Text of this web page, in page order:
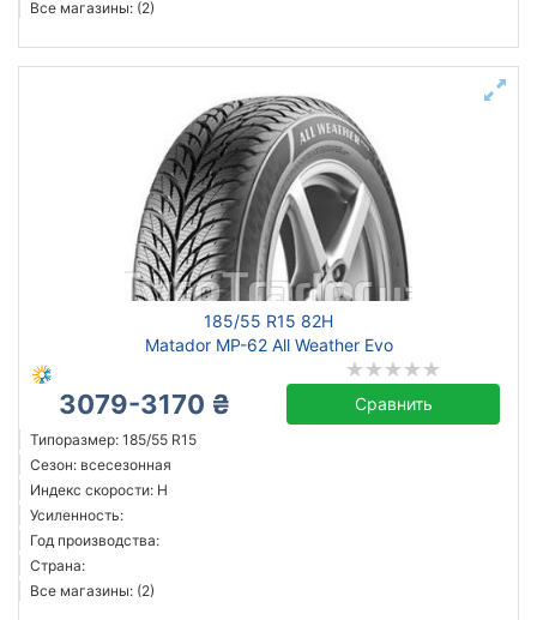
Все магазины: (2)
185/55 R15 82H
Matador MP-62 All Weather Evo
3079-3170 ₴ Сравнить
Типоразмер: 185/55 R15
Сезон: всесезонная
Индекс скорости: H
Усиленность:
Год производства:
Страна:
Все магазины: (2)